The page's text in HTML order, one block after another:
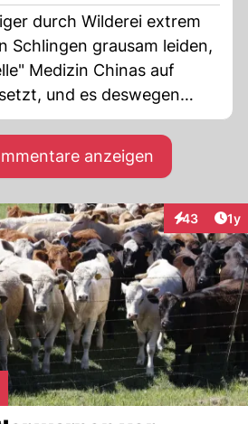
durch Wilderei extrem
Schlingen grausam leiden,
Medizin Chinas auf
und es deswegen
illegalen Handel damit
wie mit den Hörnern vom
der Elefanten,
Schuppentier und
Beispielen. PETA sollte
denken, anstatt nur die
anzeigen
43 1y